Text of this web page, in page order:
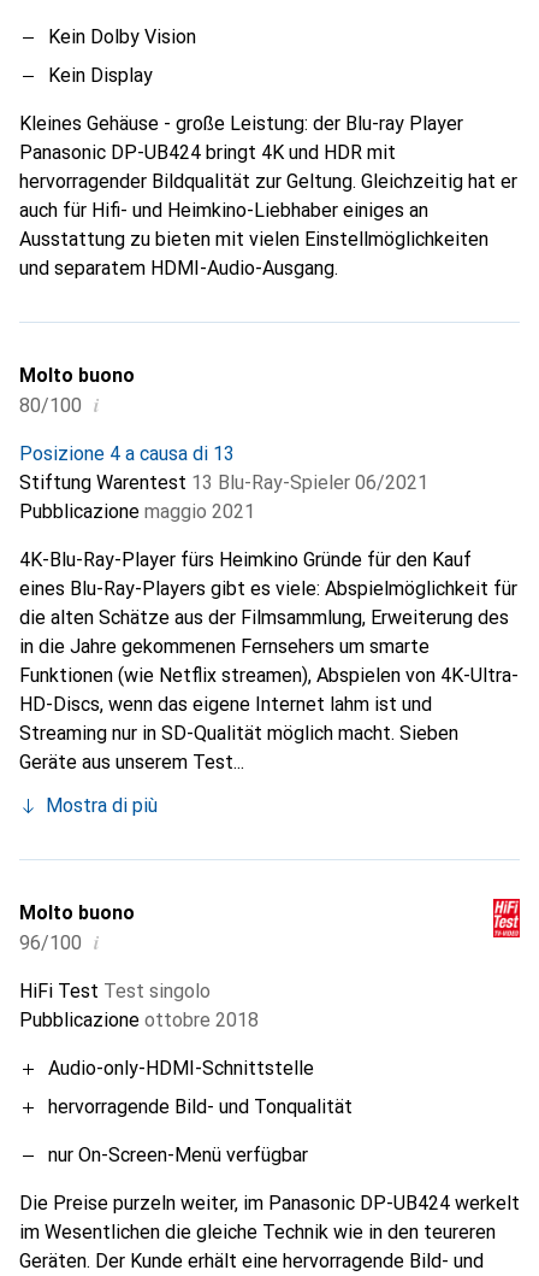
Kein Dolby Vision
Kein Display
Kleines Gehäuse - große Leistung: der Blu-ray Player
Panasonic DP-UB424 bringt 4K und HDR mit
hervorragender Bildqualität zur Geltung. Gleichzeitig hat er
auch für Hifi- und Heimkino-Liebhaber einiges an
Ausstattung zu bieten mit vielen Einstellmöglichkeiten
und separatem HDMI-Audio-Ausgang.
Molto buono
80/100 i
Posizione 4 a causa di 13
Stiftung Warentest 13 Blu-Ray-Spieler 06/2021
Pubblicazione maggio 2021
4K-Blu-Ray-Player fürs Heimkino Gründe für den Kauf
eines Blu-Ray-Players gibt es viele: Abspielmöglichkeit für
die alten Schätze aus der Filmsammlung, Erweiterung des
in die Jahre gekommenen Fernsehers um smarte
Funktionen (wie Netflix streamen), Abspielen von 4K-Ultra-
HD-Discs, wenn das eigene Internet lahm ist und
Streaming nur in SD-Qualität möglich macht. Sieben
Geräte aus unserem Test...
Mostra di più
Molto buono
96/100 i
HiFi Test Test singolo
Pubblicazione ottobre 2018
Audio-only-HDMI-Schnittstelle
hervorragende Bild- und Tonqualität
nur On-Screen-Menü verfügbar
Die Preise purzeln weiter, im Panasonic DP-UB424 werkelt
im Wesentlichen die gleiche Technik wie in den teureren
Geräten. Der Kunde erhält eine hervorragende Bild- und